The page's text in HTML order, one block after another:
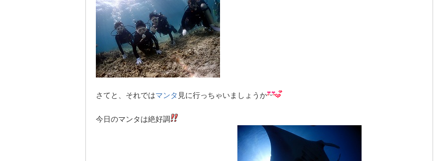
さてと、それではマンタ 見に行っちゃいましょうか
今日のマンタは絶好調